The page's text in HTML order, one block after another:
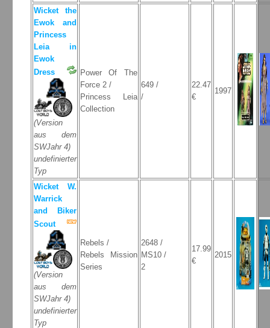
Wicket the
Ewok and
Princess
Leia in
Ewok
Dress
(Version
aus dem
SWJahr 4)
undefinierter
Typ
Power Of The
Force 2 /
Princess Leia
Collection
649 /
/
22.47
€
1997
Wicket W.
Warrick
and Biker
Scout
(Version
aus dem
SWJahr 4)
undefinierter
Typ
Rebels /
Rebels Mission
Series
2648 /
MS10 /
2
17.99
€
2015